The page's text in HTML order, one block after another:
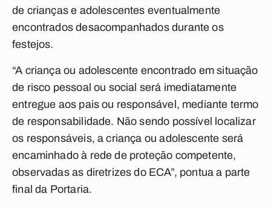
de crianças e adolescentes eventualmente
encontrados desacompanhados durante os
festejos.
“A criança ou adolescente encontrado em situação
de risco pessoal ou social será imediatamente
entregue aos pais ou responsável, mediante termo
de responsabilidade. Não sendo possível localizar
os responsáveis, a criança ou adolescente será
encaminhado à rede de proteção competente,
observadas as diretrizes do ECA”, pontua a parte
final da Portaria.